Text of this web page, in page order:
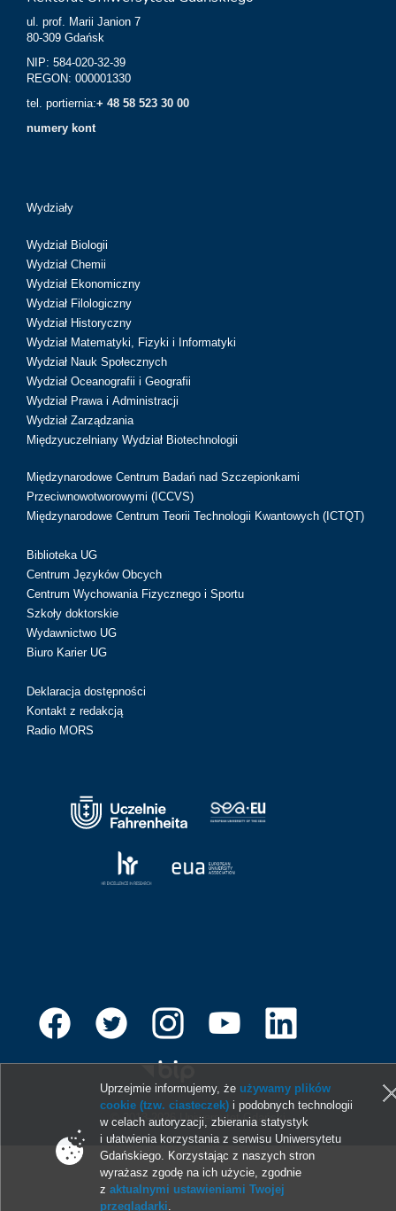
ul. prof. Marii Janion 7
80-309 Gdańsk
NIP: 584-020-32-39
REGON: 000001330
tel. portiernia:+ 48 58 523 30 00
numery kont
Wydziały
Wydział Biologii
Wydział Chemii
Wydział Ekonomiczny
Wydział Filologiczny
Wydział Historyczny
Wydział Matematyki, Fizyki i Informatyki
Wydział Nauk Społecznych
Wydział Oceanografii i Geografii
Wydział Prawa i Administracji
Wydział Zarządzania
Międzyuczelniany Wydział Biotechnologii
Międzynarodowe Centrum Badań nad Szczepionkami
Przeciwnowotworowymi (ICCVS)
Międzynarodowe Centrum Teorii Technologii Kwantowych (ICTQT)
Biblioteka UG
Centrum Języków Obcych
Centrum Wychowania Fizycznego i Sportu
Szkoły doktorskie
Wydawnictwo UG
Biuro Karier UG
Deklaracja dostępności
Kontakt z redakcją
Radio MORS
© 2013-2026 Uniwersytet Gdański
Uprzejmie informujemy, że używamy plików
cookie (tzw. ciasteczek) i podobnych technologii
w celach autoryzacji, zbierania statystyk
i ułatwienia korzystania z serwisu Uniwersytetu
Gdańskiego. Korzystając z naszych stron
wyrażasz zgodę na ich użycie, zgodnie
zaktualnymi ustawieniami Twojej
przeglądarki.